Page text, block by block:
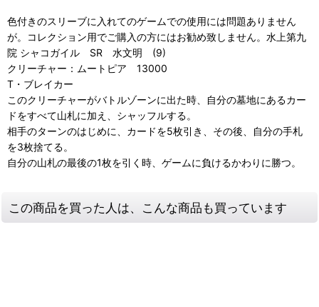
色付きのスリーブに入れてのゲームでの使用には問題ありません
が。コレクション用でご購入の方にはお勧め致しません。水上第九
院 シャコガイル SR 水文明 (9)
クリーチャー：ムートピア 13000
T・ブレイカー
このクリーチャーがバトルゾーンに出た時、自分の墓地にあるカー
ドをすべて山札に加え、シャッフルする。
相手のターンのはじめに、カードを5枚引き、その後、自分の手札
を3枚捨てる。
自分の山札の最後の1枚を引く時、ゲームに負けるかわりに勝つ。
この商品を買った人は、こんな商品も買っています